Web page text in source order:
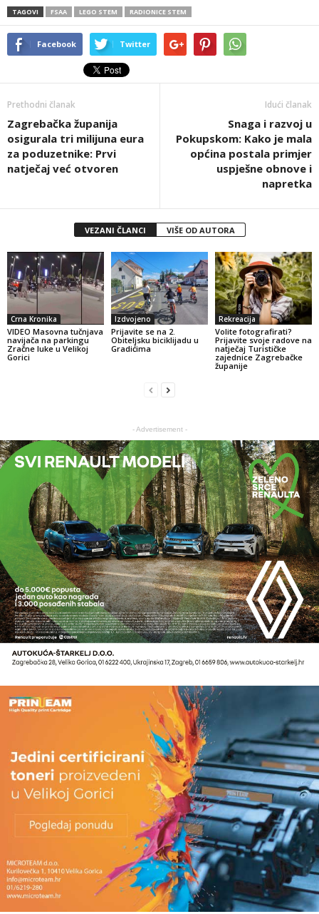
TAGOVI FSAA LEGO STEM RADIONICE STEM
Facebook Twitter
Prethodni članak
Zagrebačka županija
osigurala tri milijuna eura
za poduzetnike: Prvi
natječaj već otvoren
Idući članak
Snaga i razvoj u
Pokupskom: Kako je mala
općina postala primjer
uspješne obnove i
napretka
VEZANI ČLANCI VIŠE OD AUTORA
Crna Kronika
VIDEO Masovna tučnjava
navijača na parkingu
Zračne luke u Velikoj
Gorici
Izdvojeno
Prijavite se na 2.
Obiteljsku biciklijadu u
Gradićima
Rekreacija
Volite fotografirati?
Prijavite svoje radove na
natječaj Turističke
zajednice Zagrebačke
županije
- Advertisement -